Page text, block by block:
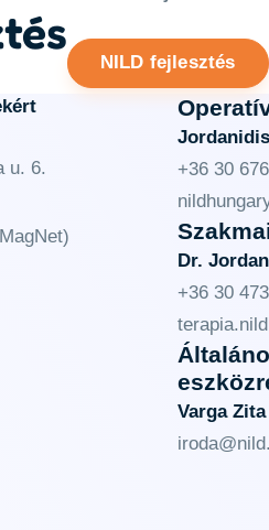
NILD fejlesztés
u. 6.
+36 30
Dr.
+36 30
Varga Zita